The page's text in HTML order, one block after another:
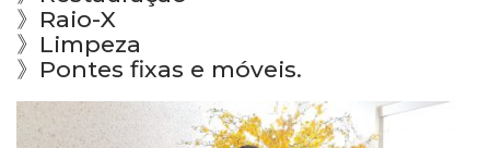
》Raio-X
》Limpeza
》Pontes fixas e móveis.